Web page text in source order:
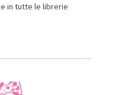
e in tutte le librerie